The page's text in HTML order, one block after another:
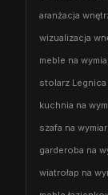
aranżacja
wizualizacja
meble na
stolarz Legnica
kuchnia na
szafa na
garderoba na
wiatrołap na